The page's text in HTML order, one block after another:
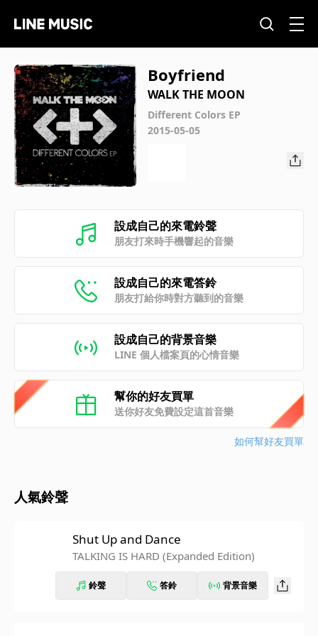
Boyfriend
WALK THE MOON
Different Colors EP
2015-05-05
設成自己的來電鈴聲
朋友打來時手機響起的音樂
設成自己的來電答鈴
朋友打給你時對方聽到的音樂
設成自己的背景音樂
LINE 個人檔案頁的心情音樂
幫你的好友買單
送你好友免費設定這首音樂
如何幫好友買單
人氣鈴聲
Shut Up and Dance
TALKING IS HARD (Expanded Edition)
鈴聲 答鈴 背景音樂